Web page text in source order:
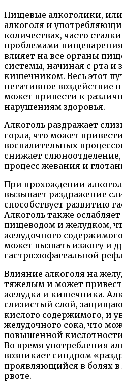
Пищевые алкоголики,
алкоголя и
количествах, часто
проблемами пищеварения
влияет на все органы
системы, начиная с рта и
кишечником. Весь этот
негативное воздействие
может привести к
нарушениям здоровья.
Алкоголь раздражает
горла, что может
воспалительных
снижает слюноотделение,
процесс жевания и
При прохождении
вызывает раздражение
способствует развитию
Алкоголь также
пищеводом и желудком,
желудочного
может вызвать изжогу и
гастроэзофагеальной
Влияние алкоголя на
тяжелым и может
желудка и кишечника.
слизистый слой,
кислого содержимого, и
желудочного сока, что
повышенной
Во время употребления
возникает синдром
проявляющийся в болях
рвоте.